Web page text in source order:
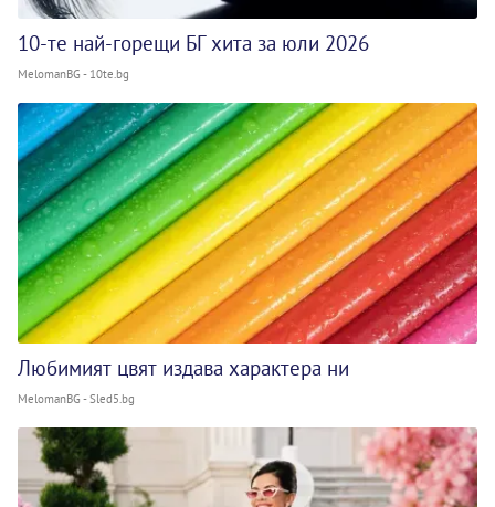
10-те най-горещи БГ хита за юли 2026
MelomanBG - 10te.bg
Любимият цвят издава характера ни
MelomanBG - Sled5.bg